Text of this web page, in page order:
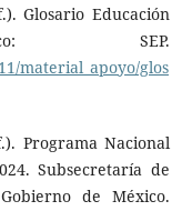
Glosario Educación
SEP.
material_apoyo/glos
Programa Nacional
Subsecretaría de
de México.